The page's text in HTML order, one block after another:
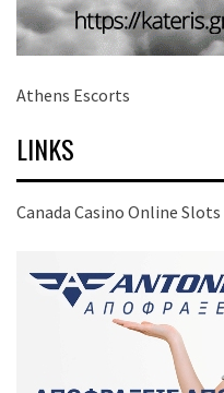
Athens Escorts
LINKS
Canada Casino Online Slots